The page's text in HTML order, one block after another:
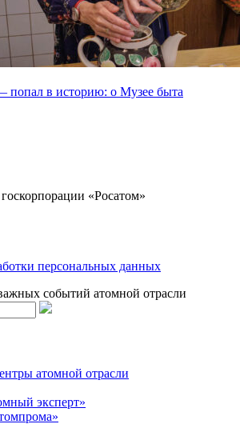
попал в историю: о Музее быта
«Росатом»
персональных данных
событий атомной отрасли
атомной отрасли
эксперт»